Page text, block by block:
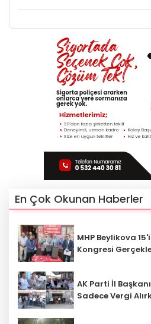
En Çok Okunan Haberler
MHP Beylikova
Kongresi
AK Parti İl
Sadece Vergi